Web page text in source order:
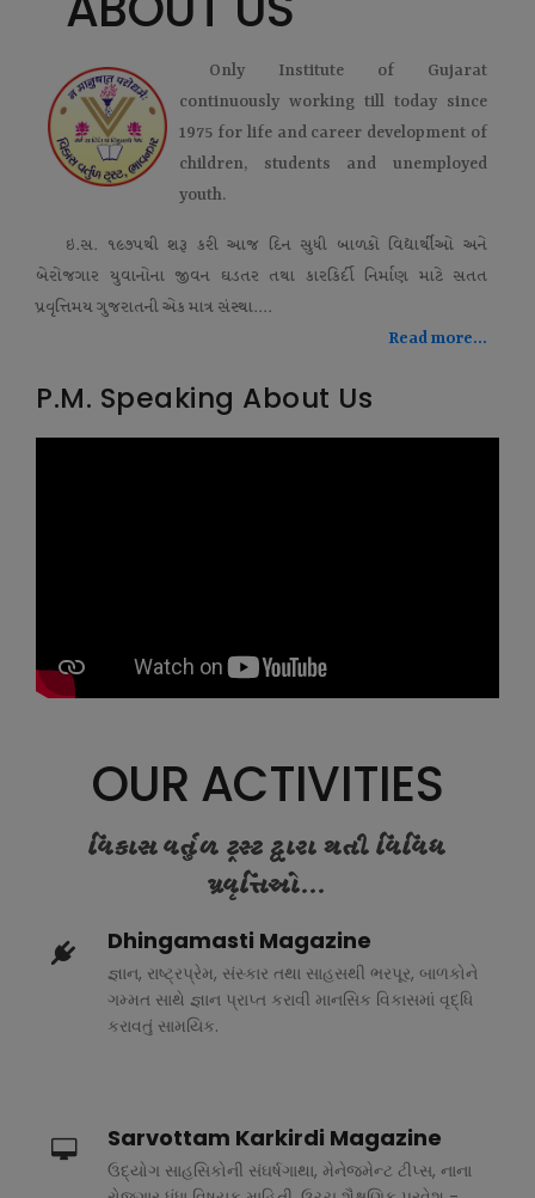
Only Institute of Gujarat
continuously working till today since
1975 for life and career development of
children, students and unemployed
youth.
ઇ.સ. ૧૯૭૫થી શરૂ કરી આજ દિન સુધી બાળકો વિદ્યાર્થીઓ અને
બેરોજગાર યુવાનોના જીવન ઘડતર તથા કારકિર્દી નિર્માણ માટે સતત
પ્રવૃત્તિમય ગુજરાતની એક માત્ર સંસ્થા....
Read more...
P.M. Speaking About Us
OUR ACTIVITIES
વિકાસ વર્તુળ ટ્રસ્ટ દ્વારા થતી વિવિધ
પ્રવૃત્તિઓ...
Dhingamasti Magazine
જ્ઞાન, રાષ્ટ્રપ્રેમ, સંસ્કાર તથા સાહસથી ભરપૂર, બાળકોને
ગમ્મત સાથે જ્ઞાન પ્રાપ્ત કરાવી માનસિક વિકાસમાં વૃદ્ધિ
કરાવતું સામયિક.
Sarvottam Karkirdi Magazine
ઉદ્યોગ સાહસિકોની સંઘર્ષગાથા, મેનેજમેન્ટ ટીપ્સ, નાના